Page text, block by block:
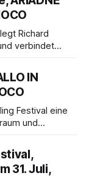
Sly berührt als
Richard
verbindet
Akt jedoch
IN
Festival eine
und
von
31. Juli,